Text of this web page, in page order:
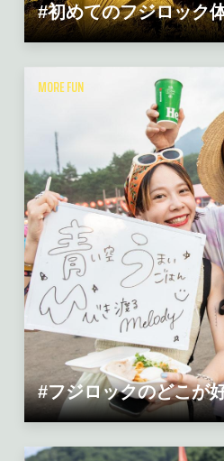
#初めてのフジロック
MORE FUN
#フジロックのどこが